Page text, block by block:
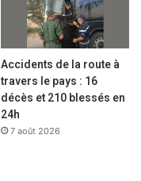
Accidents de la route à
travers le pays : 16
décès et 210 blessés en
24h
7 août 2026